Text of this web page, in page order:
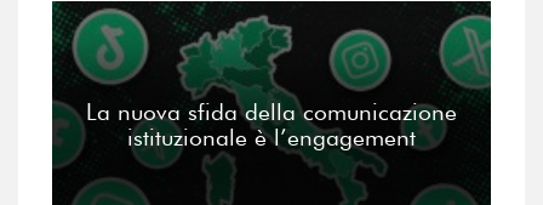
La nuova sfida della comunicazione
istituzionale è l’engagement